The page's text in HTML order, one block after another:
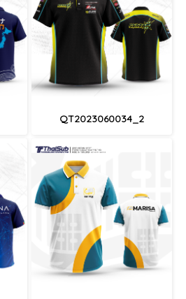
QT2023060034_2